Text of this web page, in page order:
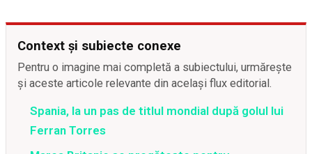
Context și subiecte conexe
Pentru o imagine mai completă a subiectului, urmărește
și aceste articole relevante din același flux editorial.
Spania, la un pas de titlul mondial după golul lui
Ferran Torres